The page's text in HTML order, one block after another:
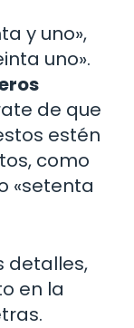
y uno»,
uno».
de que
estén
como
«setenta
detalles,
en la